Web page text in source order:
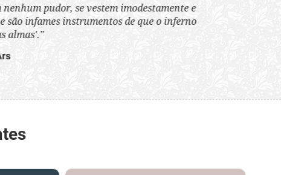
imodestamente e
de que o inferno